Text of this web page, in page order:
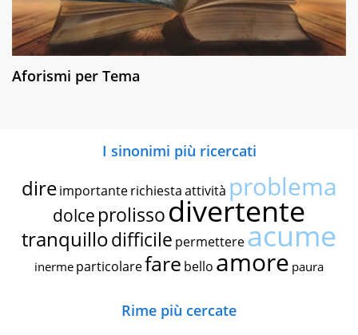
Aforismi per Tema
I sinonimi più ricercati
dire importante richiestaattività problema
dolce prolissodivertente
tranquillodifficile permettereacume
inerme particolarefare bello amore paura
Rime più cercate